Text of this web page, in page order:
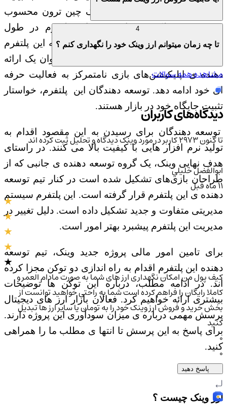
پلتفرم غیرمتمرکزی مبتنی بر بلاک‌ چین ترون محسوب
می شود. عملکرد بسیار خوب این پلتفرم در طول
سال‌های اخیر باعث شده که توجه زیادی به این پلتفرم
بشود. برنامه آینده وینک این است که به عنوان یک ارائه
دهنده ی اپلیکیشن‌های بازی نامتمرکز به فعالیت حرفه
ای خود ادامه دهد. توسعه‌ دهندگان این پلتفرم، خواستار
تثبیت جایگاه خود در بازار هستند.
توسعه دهندگان برای رسیدن به این مقصود اقدام به
تولید نرم افزار هایی با کیفیت بالا می کنند. در راستای
هدف نهایی وینک، یک گروه توسعه دهنده ی جانبی که از
طراحان بازی‌های تشکیل شده است در کنار تیم توسعه
دهنده ی این پلتفرم قرار گرفته است. این پلتفرم سیستم
مدیریتی متفاوت و جدید تشکیل داده است. دلیل تغییر در
مدیریت این پلتفرم پیشبرد بهتر امور است.
برای تامین امور مالی پروژه جدید وینک، تیم توسعه
دهنده این پلتفرم اقدام به راه اندازی دو توکن مجزا کرده
اند. در ادامه مطلب، درباره این توکن ها توضیحات
بیشتری ارائه خواهیم کرد. فعالان بازار ارز های دیجیتال
پرسش مهمی درباره ی میزان سودآوری این پروژه دارند.
برای پاسخ به این پرسش تا انتها ی مطلب ما را همراهی
کنید.
ارز وینک چیست ؟
تا چه زمان میتوانم ارز وینک خود را نگهداری کنم ؟
مشاهده همه سوالات
دیدگاه‌های کاربران
تا کنون 2973 کاربر در مورد وینکدیدگاه و تحلیل ثبت کرده اند
ابوالفضل خليلي
11 ماه قبل
کیف پول من امکان نگهداری ارز های شما به صورت مادام العمر و
کاملا رایگان را فراهم کرده است شما به راحتی خواهید توانست از
بخش خرید و فروش ارز وینک خود را به تومان یا سایر ارز ها تبدیل
کنید
پاسخ دهید